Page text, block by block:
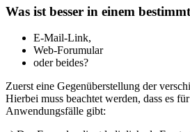
Was ist besser in einem
E-Mail-Link,
Web-Forumular
oder beides?
Zuerst eine Gegenüberstellung der
Hierbei muss beachtet werden, dass es
Anwendungsfälle gibt: